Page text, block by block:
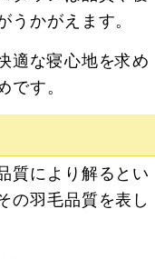
うかがえます。
適な寝心地を求め
です。
質により解るとい
の羽毛品質を表し